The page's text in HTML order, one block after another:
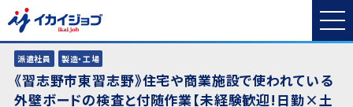
派遣社員 製造・工場
《習志野市東習志野》住宅や商業施設で使われている
外壁ボードの検査と付随作業【未経験歓迎!日勤×土